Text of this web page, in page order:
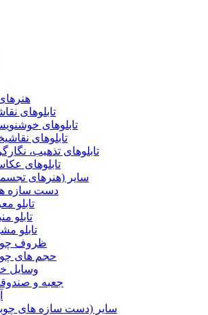
تابلوهای
تابلوهای
تابلوهای
تابلوهای تذهیب،
تابلوهای
سایر (هنرهای
دست سازه
تابلو
تابلو
تابلو
ظروف
حجم های
وسایل
جعبه و
سایر (دست سازه های